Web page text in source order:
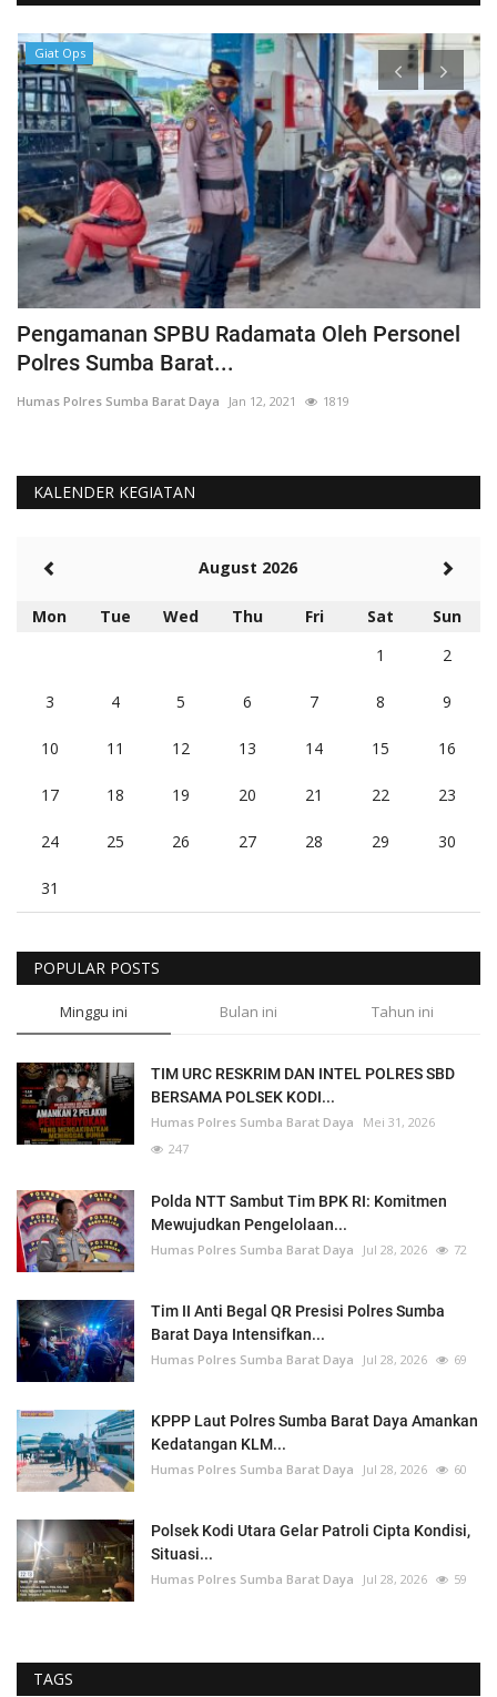
Giat Ops
Pengamanan SPBU Radamata Oleh Personel
Polres Sumba Barat...
Humas Polres Sumba Barat Daya Jan 12, 2021 1819
KALENDER KEGIATAN
August 2026
Mon Tue Wed Thu Fri Sat
Sun
1
2
3 4 5 6 7 8 9
10 11 12 13 14 15 16
17 18 19 20 21 22 23
24 25 26 27 28 29 30
31
POPULAR POSTS
Minggu ini Bulan ini Tahun ini
TIM URC RESKRIM DAN INTEL POLRES SBD
BERSAMA POLSEK KODI...
Humas Polres Sumba Barat Daya
Mei 31, 2026
247
Polda NTT Sambut Tim BPK RI: Komitmen
Mewujudkan Pengelolaan...
Humas Polres Sumba Barat Daya Jul 28, 2026 72
Tim II Anti Begal QR Presisi Polres Sumba
Barat Daya Intensifkan...
Humas Polres Sumba Barat Daya Jul 28, 2026 69
KPPP Laut Polres Sumba Barat Daya Amankan
Kedatangan KLM...
Humas Polres Sumba Barat Daya Jul 28, 2026 60
Polsek Kodi Utara Gelar Patroli Cipta Kondisi,
Situasi...
Humas Polres Sumba Barat Daya Jul 28, 2026 59
TAGS